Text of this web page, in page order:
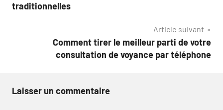
l’article
traditionnelles
Article suivant
Comment tirer le meilleur parti de votre
consultation de voyance par téléphone
Laisser un commentaire